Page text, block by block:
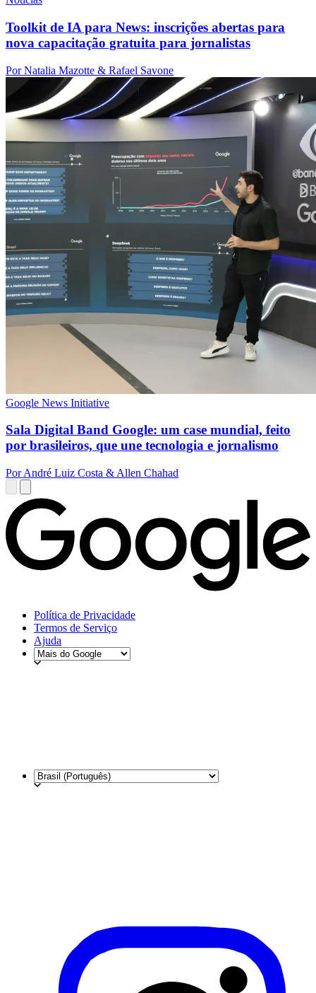
Toolkit de IA para News: inscrições abertas para
nova capacitação gratuita para jornalistas
Por Natalia Mazotte & Rafael Savone
Google News Initiative
Sala Digital Band Google: um case mundial, feito
por brasileiros, que une tecnologia e jornalismo
Por André Luiz Costa & Allen Chahad
Política de Privacidade
Termos de Serviço
Ajuda